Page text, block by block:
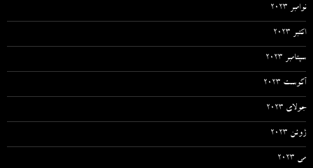
نوامبر 2023
اکتبر 2023
سپتامبر 2023
آگوست 2023
جولای 2023
ژوئن 2023
می 2023